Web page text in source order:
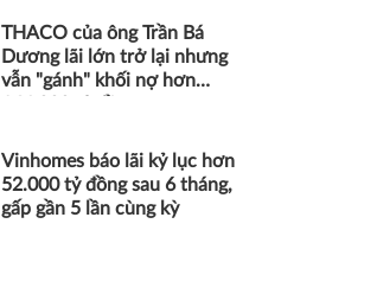
THACO của ông Trần Bá
Dương lãi lớn trở lại nhưng
vẫn "gánh" khối nợ hơn
Vinhomes báo lãi kỷ lục hơn
52.000 tỷ đồng sau 6 tháng,
gấp gần 5 lần cùng kỳ